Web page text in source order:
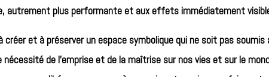
autrement plus performante et aux effets immédiatement
créer et à préserver un espace symbolique qui ne soit pas
nécessité de l’emprise et de la maîtrise sur nos vies et sur le